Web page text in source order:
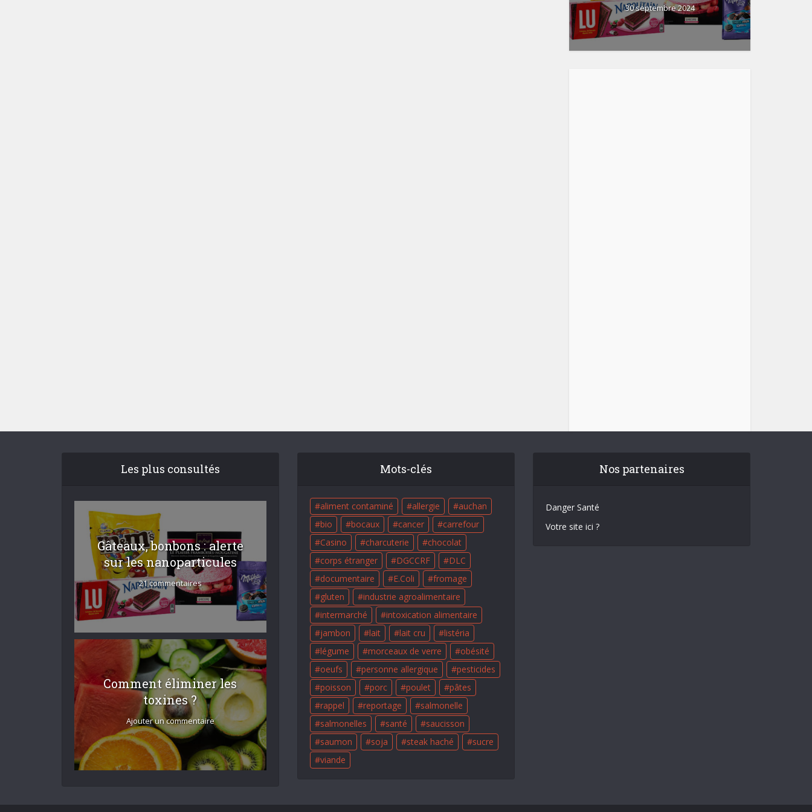
30 septembre 2024
Les plus consultés
Gâteaux, bonbons : alerte
sur les nanoparticules
21 commentaires
Comment éliminer les
toxines ?
Ajouter un commentaire
Mots-clés
aliment contaminé allergie
auchan
bio
bocaux cancer
carrefour
Casino
charcuterie
chocolat
corps étranger
DGCCRF
DLC
documentaire
E.Coli
fromage
gluten
industrie agroalimentaire
intermarché
intoxication alimentaire
jambon
lait lait cru
listéria
légume
morceaux de verre
obésité
oeufs
personne allergique
pesticides
poisson
porc poulet
pâtes
rappel
reportage
salmonelle
salmonelles
santé
saucisson
saumon
soja steak haché
sucre
viande
Nos partenaires
Danger Santé
Votre site ici ?